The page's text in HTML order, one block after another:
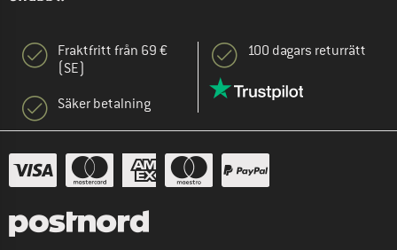
Fraktfritt från 69 €
(SE)
Säker betalning
100 dagars returrätt